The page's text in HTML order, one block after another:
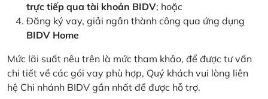
trực tiếp qua tài khoản BIDV; hoặc
Đăng ký vay, giải ngân thành công qua ứng dụng
BIDV Home
Mức lãi suất nêu trên là mức tham khảo, để được tư vấn
chi tiết về các gói vay phù hợp, Quý khách vui lòng liên
hệ Chi nhánh BIDV gần nhất để được hỗ trợ.